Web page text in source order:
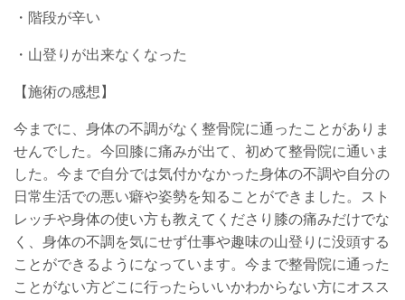
・階段が辛い
・山登りが出来なくなった
【施術の感想】
今までに、身体の不調がなく整骨院に通ったことがありま
せんでした。今回膝に痛みが出て、初めて整骨院に通いま
した。今まで自分では気付かなかった身体の不調や自分の
日常生活での悪い癖や姿勢を知ることができました。スト
レッチや身体の使い方も教えてくださり膝の痛みだけでな
く、身体の不調を気にせず仕事や趣味の山登りに没頭する
ことができるようになっています。今まで整骨院に通った
ことがない方どこに行ったらいいかわからない方にオスス